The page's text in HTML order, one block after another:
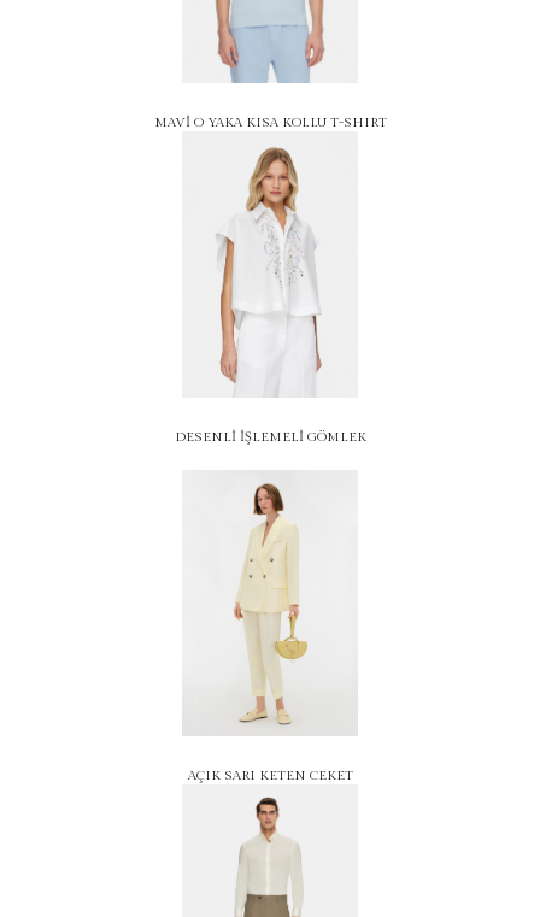
MAVİ O YAKA KISA KOLLU T-SHIRT
DESENLİ İŞLEMELİ GÖMLEK
AÇIK SARI KETEN CEKET